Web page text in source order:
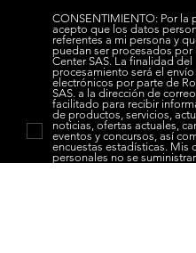
CONSENTIMIENTO: Por la
acepto que los datos
referentes a mi persona y
puedan ser procesados por
Center SAS. La finalidad del
procesamiento será el
electrónicos por parte de
SAS. a la dirección de
facilitado para recibir
de productos, servicios,
noticias, ofertas actuales,
eventos y concursos, así
encuestas estadísticas. Mis
personales no se